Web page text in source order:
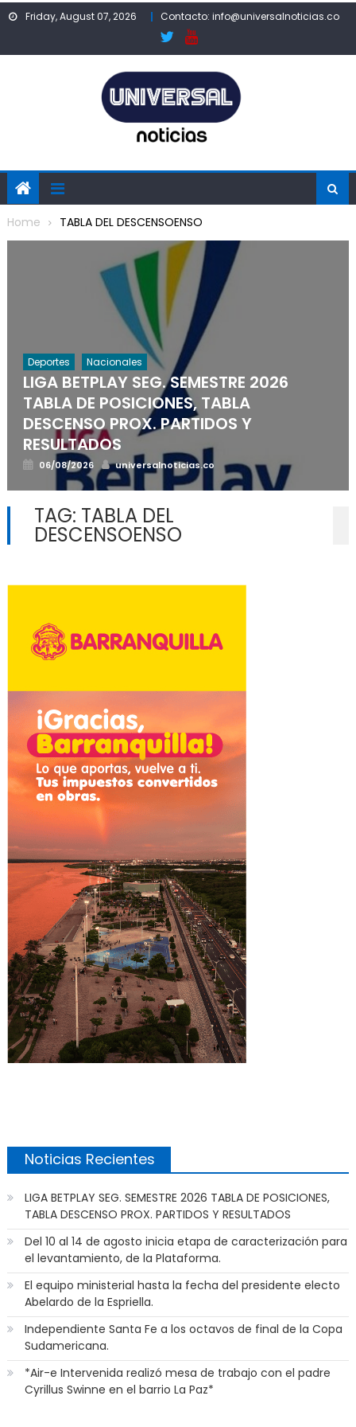
Skip
Friday, August 07, 2026 Contacto: info@universalnoticias.co
Home TABLA DEL DESCENSOENSO
Deportes Nacionales
LIGA BETPLAY SEG. SEMESTRE 2026
TABLA DE POSICIONES, TABLA
DESCENSO PROX. PARTIDOS Y
RESULTADOS
Posted
06/08/2026 Author
universalnoticias.co
TAG: TABLA DEL
DESCENSOENSO
Noticias Recientes
LIGA BETPLAY SEG. SEMESTRE 2026 TABLA DE POSICIONES,
TABLA DESCENSO PROX. PARTIDOS Y RESULTADOS
Del 10 al 14 de agosto inicia etapa de caracterización para
el levantamiento, de la Plataforma.
El equipo ministerial hasta la fecha del presidente electo
Abelardo de la Espriella.
Independiente Santa Fe a los octavos de final de la Copa
Sudamericana.
*Air-e Intervenida realizó mesa de trabajo con el padre
Cyrillus Swinne en el barrio La Paz*